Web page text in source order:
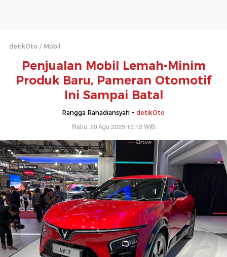
detikOto Mobil
Penjualan Mobil Lemah-Minim
Produk Baru, Pameran Otomotif
Ini Sampai Batal
Rangga Rahadiansyah - detikOto
Rabu, 20 Agu 2025 15:12 WIB